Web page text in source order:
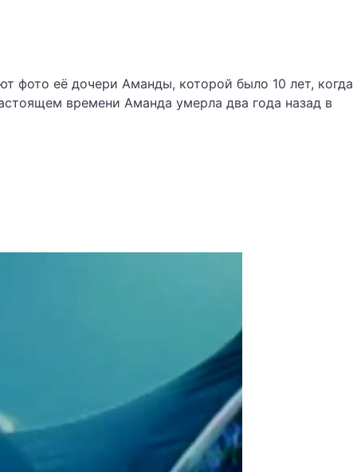
фото её дочери Аманды, которой было 10 лет, когда
времени Аманда умерла два года назад в